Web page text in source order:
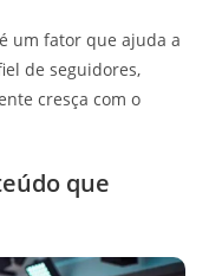
um fator que ajuda a
de seguidores,
cresça com o
que